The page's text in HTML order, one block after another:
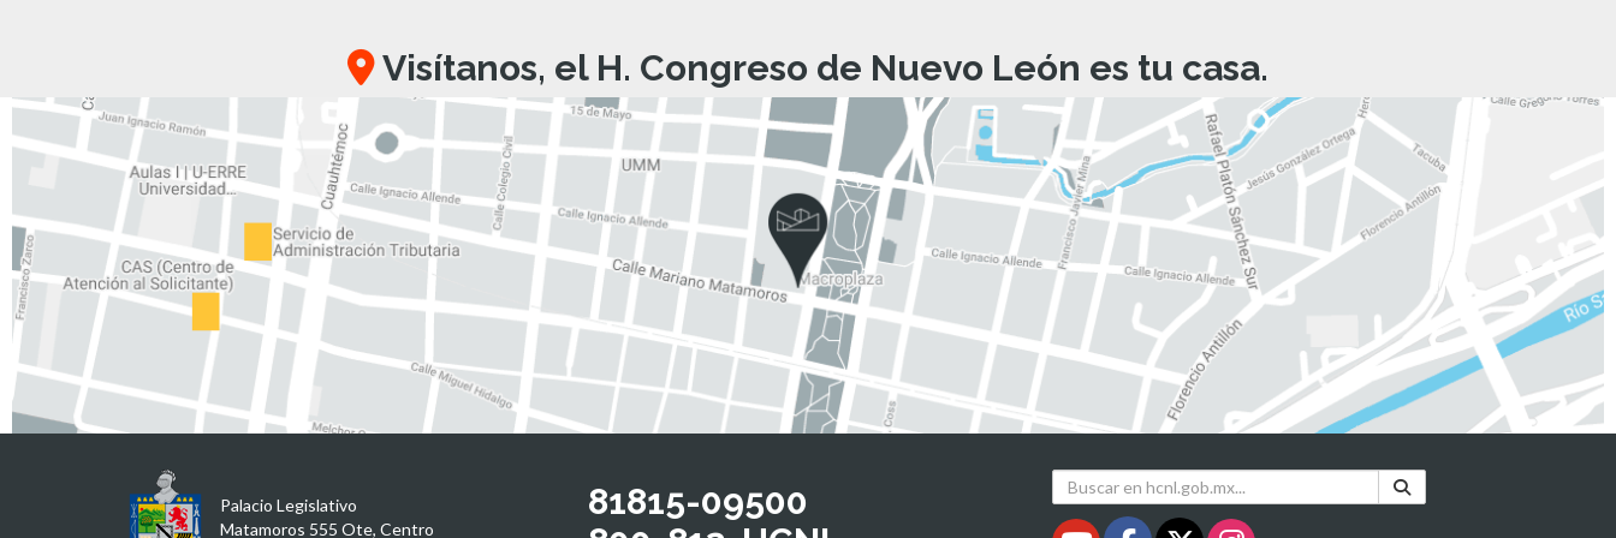
Visítanos, el H. Congreso de Nuevo León es tu casa.
Palacio Legislativo
Matamoros 555 Ote, Centro
81815-09500